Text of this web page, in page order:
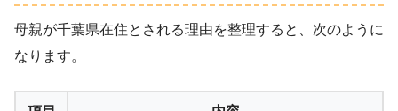
母親が千葉県在住とされる理由を整理すると、次のように
なります。